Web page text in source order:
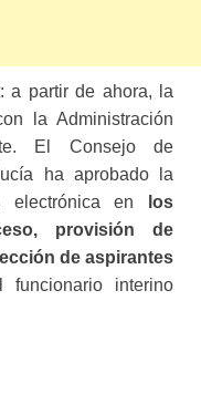
a partir de ahora, la
la Administración
El Consejo de
ha aprobado la
electrónica en
los
provisión de
de aspirantes
funcionario interino